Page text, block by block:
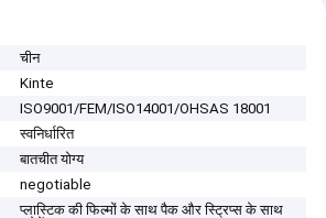
चीन
Kinte
ISO9001/FEM/ISO14001/OHSAS 18001
स्वनिर्धारित
बातचीत योग्य
negotiable
प्लास्टिक की फिल्मों के साथ पैक और स्ट्रिप्स के साथ